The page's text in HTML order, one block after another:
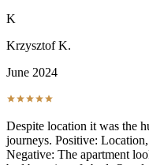
K
Krzysztof K.
June 2024
Despite location it was the
journeys. Positive:
Negative: The apartment